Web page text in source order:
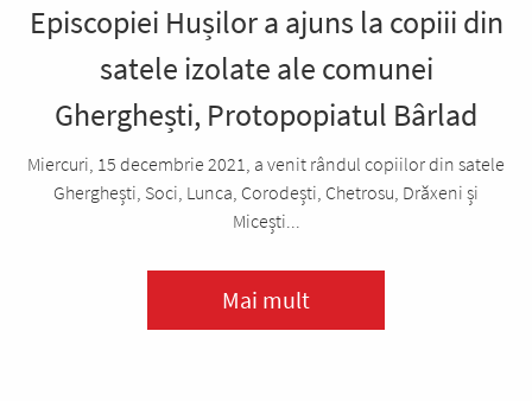
Episcopiei Hușilor a ajuns la copiii din
satele izolate ale comunei
Gherghești, Protopopiatul Bârlad
Miercuri, 15 decembrie 2021, a venit rândul copiilor din satele
Gherghești, Soci, Lunca, Corodești, Chetrosu, Drăxeni și
Micești...
Mai mult